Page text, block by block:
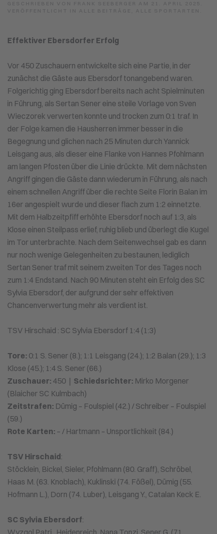
Effektiver Ebersdorfer Erfolg
Vor 450 Zuschauern entwickelte sich eine Partie, in der
zunächst die Gäste aus Ebersdorf tonangebend waren.
Folgerichtig ging Ebersdorf bereits nach acht Spielminuten
in Führung, als Sertan Sener eine steile Vorlage von Sven
Wieczorek verwerten konnte und trocken zum 0:1 traf. In
der Folge kamen die Hausherren immer besser in die
Begegnung und glichen nach 25 Minuten durch Yannick
Leisgang aus, als dieser eine Flanke von Hannes Pfohlmann
am langen Pfosten über die Linie drückte. Mit dem nächsten
Angriff gingen die Gäste dann wiederum in Führung, als nach
einem schnellen Angriff über die rechte Seite Florin Balan im
16er angespielt wurde und dieser flach zum 1:2 einnetzte.
Mit dem Halbzeitpfiff erhöhte Ebersdorf noch auf 1:3, als
Klose einen Steilpass erlief, ruhig blieb und überlegt die Kugel
im Tor unterbrachte. Nach dem Seitenwechsel gab es dann
nur noch wenige Gelegenheiten zu bestaunen, lediglich
Sertan Sener traf mit seinem zweiten Tor des Tages noch
zum 1:4 Endstand. Nach 90 Minuten steht ein Erfolg des SC
Sylvia Ebersdorf, der aufgrund der sehr effektiven
Chancenverwertung mehr als verdient ist.
TSV Hirschaid : SC Sylvia Ebersdorf 1:4 (1:3)
Tore: 0:1 S. Sener (8.); 1:1 Leisgang (24.); 1:2 Balan (29.); 1:3
Klose (45.); 1:4 S. Sener (66.)
Zuschauer: 450 | Schiedsrichter: Mirko Morgener
(Blaicher SC Kulmbach)
Zeitstrafen: Dümig – Foulspiel (42.) / Schreiber – Foulspiel
(59.)
Rote Karten: – / Hartmann – Unsportlichkeit (84.)
TSV Hirschaid:
Stöcklein, Bickel, Sieler, Pfohlmann (80. Graff), Schröbel,
Haas M. (63. Knoblach), Kuklinski (74. Fößel), Dümig (55.
Hofmann L.), Dorn (74. Luber), Leisgang Y., Catalan Keck E.
SC Sylvia Ebersdorf:
Wyzgol Patri., Heidenreich, Nana Tonzi, Sener G. (71.